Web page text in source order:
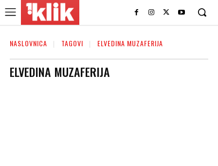
NASLOVNICA TAGOVI ELVEDINA MUZAFERIJA
ELVEDINA MUZAFERIJA